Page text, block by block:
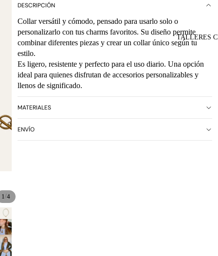
TALLERES
1/4
DESCRIPCIÓN
Collar versátil y cómodo, pensado para usarlo solo o
personalizarlo con tus charms favoritos. Su diseño permite
combinar diferentes piezas y crear un collar único según tu
estilo.
Es ligero, resistente y perfecto para el uso diario. Una opción
ideal para quienes disfrutan de accesorios personalizables y
llenos de significado.
MATERIALES
ENVÍO